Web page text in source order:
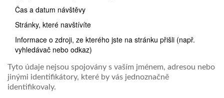
Čas a datum návštěvy
Stránky, které navštívíte
Informace o zdroji, ze kterého jste na stránku přišli (např.
vyhledávač nebo odkaz)
Tyto údaje nejsou spojovány s vaším jménem, adresou nebo
jinými identifikátory, které by vás jednoznačně
identifikovaly.